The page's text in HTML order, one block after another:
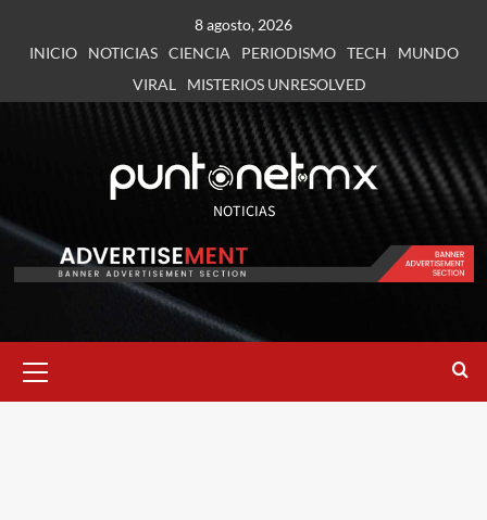
8 agosto, 2026
INICIO
NOTICIAS CIENCIA PERIODISMO TECH
MUNDO
VIRAL
MISTERIOS UNRESOLVED
NOTICIAS